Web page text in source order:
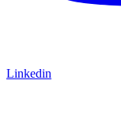
Linkedin